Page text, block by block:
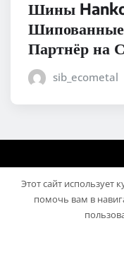
Шины
Партнёр на
sib_ecometal
Этот сайт использует
помочь вам в